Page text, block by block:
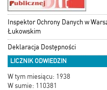
Inspektor Ochrony Danych w
Łukowskim
Deklaracja Dostępności
LICZNIK ODWIEDZIN
W tym miesiącu: 1938
W sumie: 110381